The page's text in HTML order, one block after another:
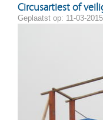
Circusartiest of
Geplaatst op: 11-03-2015